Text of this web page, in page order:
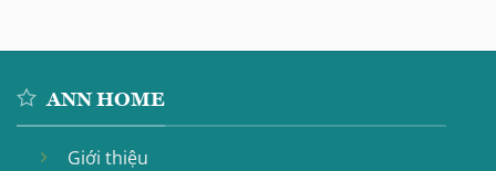
ANN HOME
Giới thiệu